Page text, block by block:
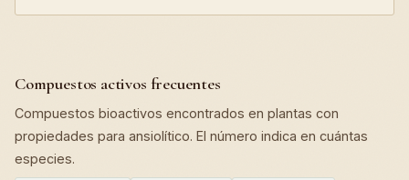
Compuestos activos frecuentes
Compuestos bioactivos encontrados en plantas con
propiedades para ansiolítico. El número indica en cuántas
especies.